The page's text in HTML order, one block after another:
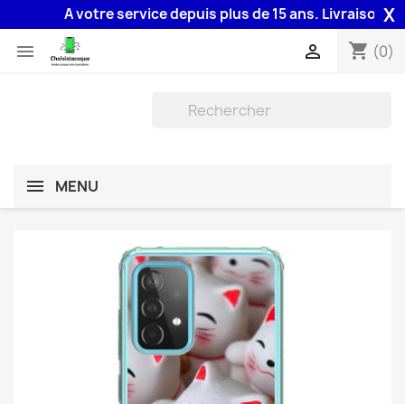
A votre service depuis plus de 15 ans. Livraison 48H
X
 shopping_cart (0)

MENU